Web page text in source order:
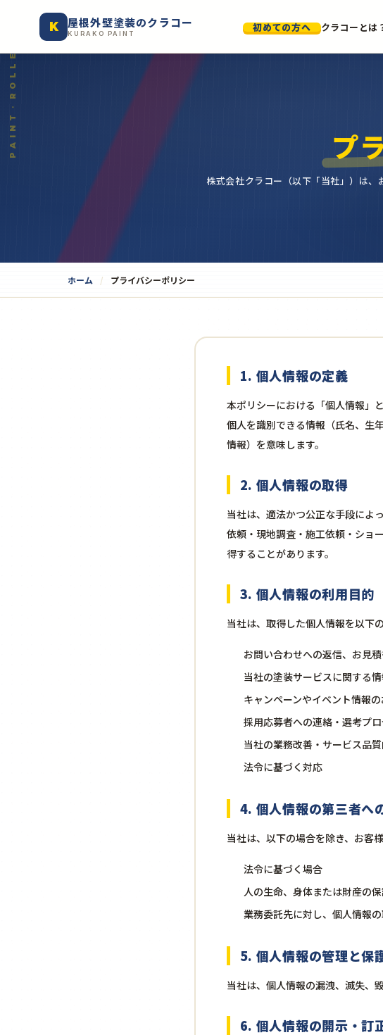
K 屋根外壁塗装のクラコー
KURAKO PAINT 初めての方へ クラコーとは
プ
株式会社クラコー（以下「当社」）は
ホーム プライバシーポリシー
1. 個人情報の定義
本ポリシーにおける「個人情報」
個人を識別できる情報（氏名、生
情報）を意味します。
2. 個人情報の取得
当社は、適法かつ公正な手段によ
依頼・現地調査・施工依頼・ショ
得することがあります。
3. 個人情報の利用目的
当社は、取得した個人情報を以下
お問い合わせへの返信、お見
当社の塗装サービスに関する
キャンペーンやイベント情報
採用応募者への連絡・選考プ
当社の業務改善・サービス品
法令に基づく対応
4. 個人情報の第三者へ
当社は、以下の場合を除き、お客
法令に基づく場合
人の生命、身体または財産の
業務委託先に対し、個人情報
5. 個人情報の管理と保
当社は、個人情報の漏洩、滅失、
6. 個人情報の開示・訂